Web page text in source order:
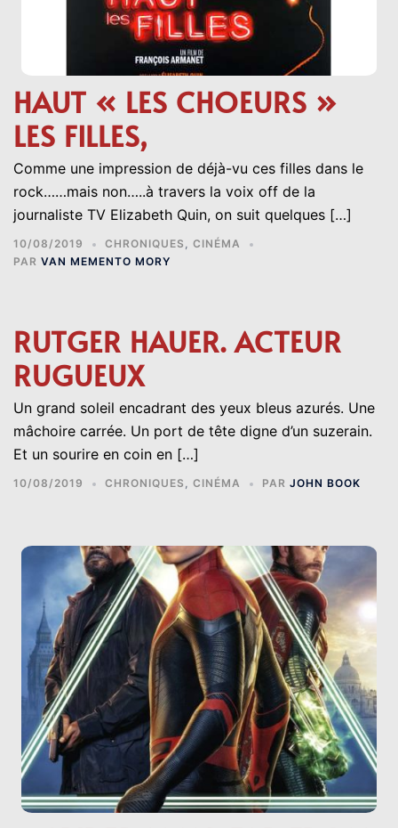
HAUT « LES CHOEURS »
LES FILLES,
Comme une impression de déjà-vu ces filles dans le
rock……mais non…..à travers la voix off de la
journaliste TV Elizabeth Quin, on suit quelques […]
10/08/2019 CHRONIQUES , CINÉMA
PAR VAN MEMENTO MORY
RUTGER HAUER. ACTEUR
RUGUEUX
Un grand soleil encadrant des yeux bleus azurés. Une
mâchoire carrée. Un port de tête digne d’un suzerain.
Et un sourire en coin en […]
10/08/2019 CHRONIQUES , CINÉMA PAR JOHN BOOK